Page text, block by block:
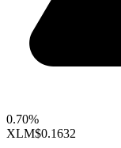
0.70%
XLM$0.1632